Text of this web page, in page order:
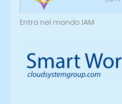
Entra nel mondo IAM